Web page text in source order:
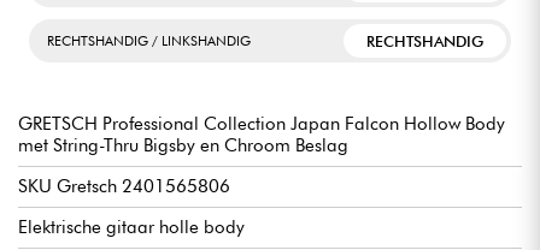
RECHTSHANDIG / LINKSHANDIG RECHTSHANDIG
GRETSCH Professional Collection Japan Falcon Hollow Body
met String-Thru Bigsby en Chroom Beslag
SKU Gretsch 2401565806
Elektrische gitaar holle body